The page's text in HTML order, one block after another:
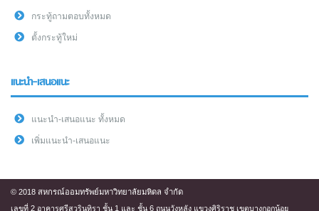
กระทู้ถามตอบทั้งหมด
ตั้งกระทู้ใหม่
แนะนำ-เสนอแนะ
แนะนำ-เสนอแนะ ทั้งหมด
เพิ่มแนะนำ-เสนอแนะ
© 2018 สหกรณ์ออมทรัพย์มหาวิทยาลัยมหิดล จำกัด
เลขที่ 2 อาคารศรีสวรินทิรา ชั้น 1 และ ชั้น 6 ถนนวังหลัง แขวงศิริราช เขตบางกอกน้อย